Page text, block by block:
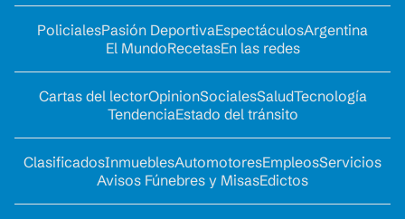
PolicialesPasión DeportivaEspectáculosArgentina
El MundoRecetasEn las redes
Cartas del lectorOpinionSocialesSaludTecnología
TendenciaEstado del tránsito
ClasificadosInmueblesAutomotoresEmpleosServicios
Avisos Fúnebres y MisasEdictos